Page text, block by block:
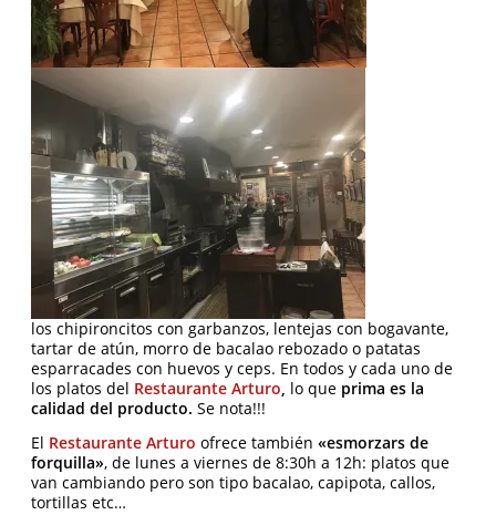
los chipironcitos con garbanzos, lentejas con bogavante,
tartar de atún, morro de bacalao rebozado o patatas
esparracades con huevos y ceps. En todos y cada uno de
los platos del Restaurante Arturo, lo que prima es la
calidad del producto. Se nota!!!
El Restaurante Arturo ofrece también «esmorzars de
forquilla», de lunes a viernes de 8:30h a 12h: platos que
van cambiando pero son tipo bacalao, capipota, callos,
tortillas etc…